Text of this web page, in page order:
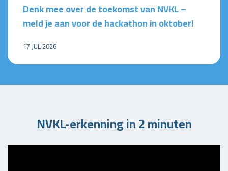
Denk mee over de toekomst van NVKL –
meld je aan voor de hackathon in oktober!
17 JUL 2026
NVKL-erkenning in 2 minuten